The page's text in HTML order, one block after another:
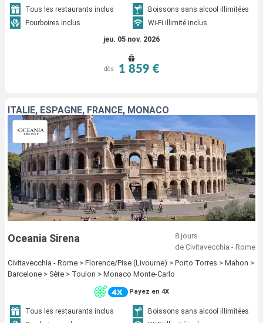
Tous les restaurants inclus
Boissons sans alcool illimitées
Pourboires inclus
Wi-Fi illimité inclus
jeu. 05 nov. 2026
dès 1 859 €
ITALIE, ESPAGNE, FRANCE, MONACO
Oceania Sirena
8 jours
de Civitavecchia - Rome
Civitavecchia - Rome > Florence/Pise (Livourne) > Porto Torres > Mahon >
Barcelone > Sète > Toulon > Monaco Monte-Carlo
Payez en 4X
Tous les restaurants inclus
Boissons sans alcool illimitées